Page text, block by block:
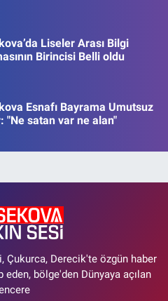
Liseler Arası Bilgi
Birincisi Belli oldu
Esnafı Bayrama Umutsuz
"Ne satan var ne alan"
Çukurca, Derecik'te özgün haber
bölge'den Dünyaya açılan